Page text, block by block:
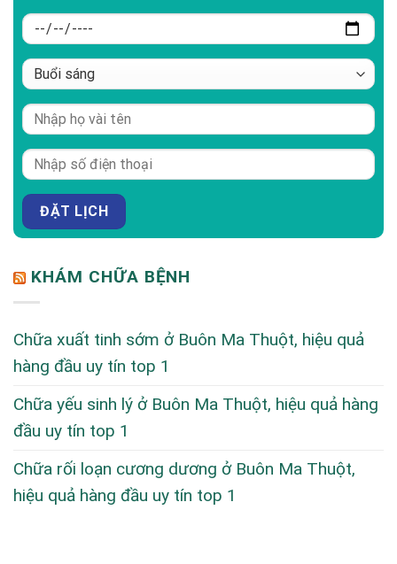
KHÁM CHỮA BỆNH
Chữa xuất tinh sớm ở Buôn Ma Thuột, hiệu quả
hàng đầu uy tín top 1
Chữa yếu sinh lý ở Buôn Ma Thuột, hiệu quả hàng
đầu uy tín top 1
Chữa rối loạn cương dương ở Buôn Ma Thuột,
hiệu quả hàng đầu uy tín top 1